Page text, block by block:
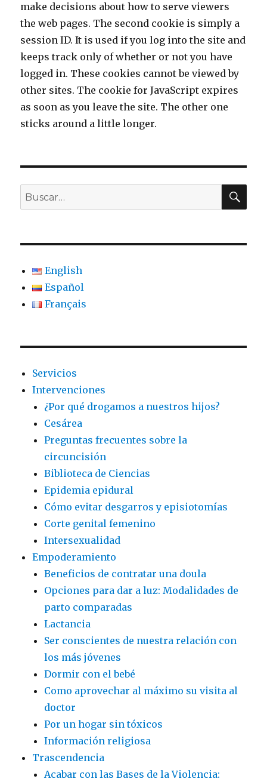
make decisions about how to serve viewers
the web pages. The second cookie is simply a
session ID. It is used if you log into the site and
keeps track only of whether or not you have
logged in. These cookies cannot be viewed by
other sites. The cookie for JavaScript expires
as soon as you leave the site. The other one
sticks around a little longer.
Buscar
por:
English
Español
Français
Servicios
Intervenciones
¿Por qué drogamos a nuestros hijos?
Cesárea
Preguntas frecuentes sobre la
circuncisión
Biblioteca de Ciencias
Epidemia epidural
Cómo evitar desgarros y episiotomías
Corte genital femenino
Intersexualidad
Empoderamiento
Beneficios de contratar una doula
Opciones para dar a luz: Modalidades de
parto comparadas
Lactancia
Ser conscientes de nuestra relación con
los más jóvenes
Dormir con el bebé
Como aprovechar al máximo su visita al
doctor
Por un hogar sin tóxicos
Información religiosa
Trascendencia
Acabar con las Bases de la Violencia: